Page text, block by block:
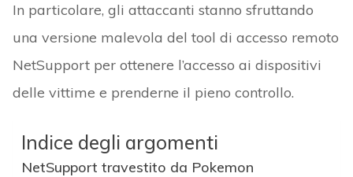
In particolare, gli attaccanti stanno sfruttando
una versione malevola del tool di accesso remoto
NetSupport per ottenere l’accesso ai dispositivi
delle vittime e prenderne il pieno controllo.
Indice degli argomenti
NetSupport travestito da Pokemon